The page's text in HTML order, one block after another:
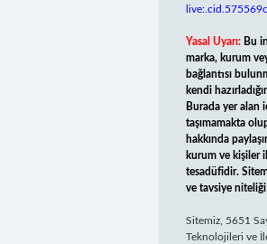
Yasal Uyarı: Bu
marka, kurum
bağlantısı
kendi
Burada yer alan
taşımamakta
hakkında
kurum ve kişiler
tesadüfidir.
ve tavsiye niteliği
Sitemiz, 5651
Teknolojileri ve